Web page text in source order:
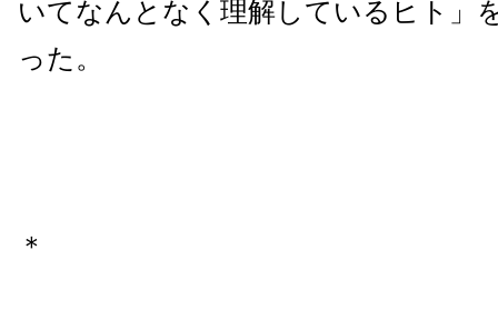
いてなんとなく理解しているヒト」
った。
＊